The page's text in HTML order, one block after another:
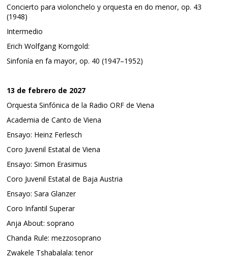
Concierto para violonchelo y orquesta en do menor, op. 43
(1948)
Intermedio
Erich Wolfgang Korngold:
Sinfonía en fa mayor, op. 40 (1947–1952)
13 de febrero de 2027
Orquesta Sinfónica de la Radio ORF de Viena
Academia de Canto de Viena
Ensayo: Heinz Ferlesch
Coro Juvenil Estatal de Viena
Ensayo: Simon Erasimus
Coro Juvenil Estatal de Baja Austria
Ensayo: Sara Glanzer
Coro Infantil Superar
Anja About: soprano
Chanda Rule: mezzosoprano
Zwakele Tshabalala: tenor